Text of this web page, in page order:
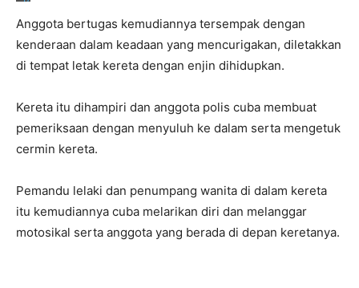
r
n
m
Anggota bertugas kemudiannya tersempak dengan
kenderaan dalam keadaan yang mencurigakan, diletakkan
di tempat letak kereta dengan enjin dihidupkan.
Kereta itu dihampiri dan anggota polis cuba membuat
pemeriksaan dengan menyuluh ke dalam serta mengetuk
cermin kereta.
Pemandu lelaki dan penumpang wanita di dalam kereta
itu kemudiannya cuba melarikan diri dan melanggar
motosikal serta anggota yang berada di depan keretanya.